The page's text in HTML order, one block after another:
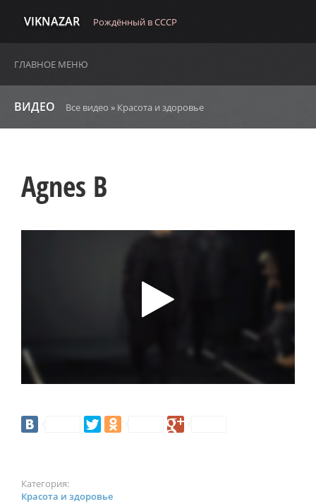
VIKNAZAR Рождённый в СССР
ГЛАВНОЕ МЕНЮ
ВИДЕО Все видео » Красота и здоровье
Agnes B
Категория:
Красота и здоровье